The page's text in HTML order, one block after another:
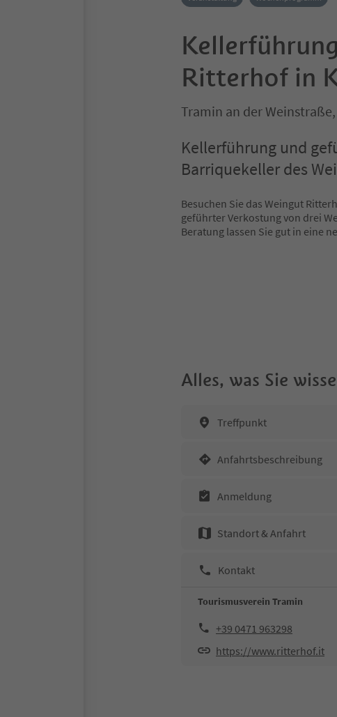
Ritterhof in
Tramin an der
Kellerführung und
Barriquekeller des
Besuchen Sie das Weingut
geführter Verkostung von drei
Beratung lassen Sie gut in eine
Alles, was Sie
Treffpunkt
Anfahrtsbeschreibung
Anmeldung
Standort & Anfahrt
Kontakt
Tourismusverein Tramin
+39 0471 963298
https://www.ritterhof.it